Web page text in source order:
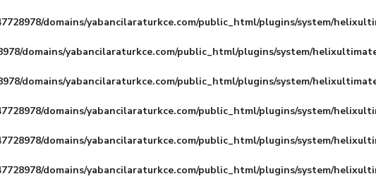
domains/yabancilaraturkce.com/public_html/plugins/system/
domains/yabancilaraturkce.com/public_html/plugins/system/
domains/yabancilaraturkce.com/public_html/plugins/system/
domains/yabancilaraturkce.com/public_html/plugins/system/
domains/yabancilaraturkce.com/public_html/plugins/system/
domains/yabancilaraturkce.com/public_html/plugins/system/